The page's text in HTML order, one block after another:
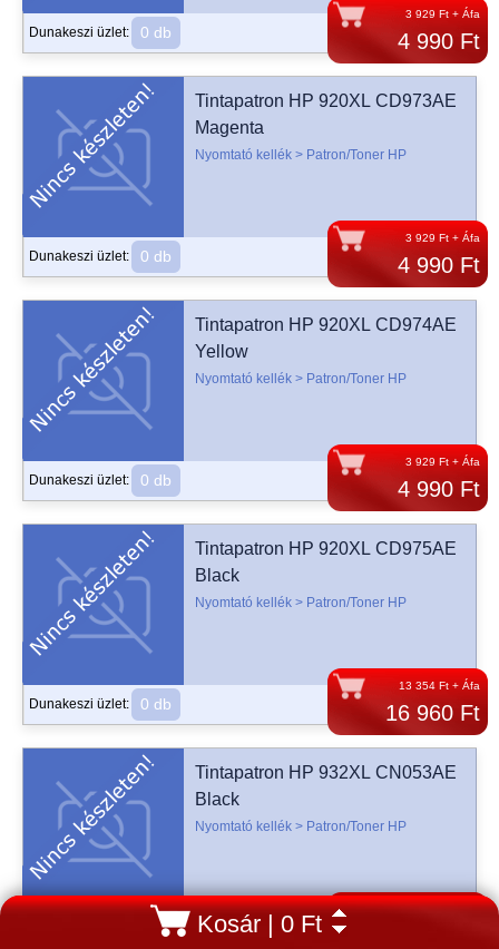
3 929 Ft + Áfa
4 990 Ft
Dunakeszi üzlet: 0 db
3 929 Ft + Áfa
4 990 Ft
Tintapatron HP 920XL CD973AE
Magenta
Nyomtató kellék > Patron/Toner HP
Dunakeszi üzlet: 0 db
3 929 Ft + Áfa
4 990 Ft
Tintapatron HP 920XL CD974AE
Yellow
Nyomtató kellék > Patron/Toner HP
Dunakeszi üzlet: 0 db
13 354 Ft + Áfa
16 960 Ft
Tintapatron HP 920XL CD975AE
Black
Nyomtató kellék > Patron/Toner HP
Dunakeszi üzlet: 0 db
14 850 Ft + Áfa
Tintapatron HP 932XL CN053AE
Black
Nyomtató kellék > Patron/Toner HP
0 db Kosár | 0 Ft